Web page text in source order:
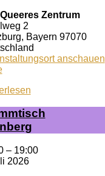
Zentrum
2
, Bayern 97070
anschauen
Wuf
Zentrum
– 19:00
2026